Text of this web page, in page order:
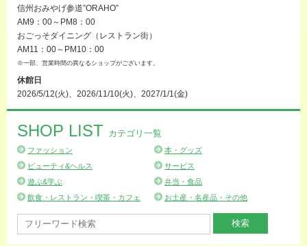
信州おみやげ参道”ORAHO”
AM9：00～PM8：00
おごっそダイニング（レストラン街）
AM11：00～PM10：00
※一部、営業時間の異なるショップがございます。
休館日
2026/5/12(火)、2026/11/10(火)、2027/1/1(金)
SHOP LIST カテゴリ一覧
ファッション
本・グッズ
ビューティ&ヘルス
サービス
遊ぶ&学ぶ
弁当・食品
飲食・レストラン・喫茶・カフェ
お土産・名産品・その他